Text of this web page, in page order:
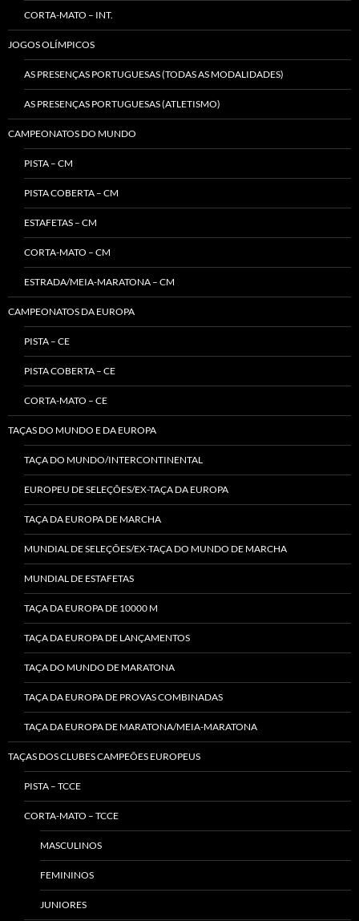
CORTA-MATO – INT.
JOGOS OLÍMPICOS
AS PRESENÇAS PORTUGUESAS (TODAS AS MODALIDADES)
AS PRESENÇAS PORTUGUESAS (ATLETISMO)
CAMPEONATOS DO MUNDO
PISTA – CM
PISTA COBERTA – CM
ESTAFETAS – CM
CORTA-MATO – CM
ESTRADA/MEIA-MARATONA – CM
CAMPEONATOS DA EUROPA
PISTA – CE
PISTA COBERTA – CE
CORTA-MATO – CE
TAÇAS DO MUNDO E DA EUROPA
TAÇA DO MUNDO/INTERCONTINENTAL
EUROPEU DE SELEÇÕES/EX-TAÇA DA EUROPA
TAÇA DA EUROPA DE MARCHA
MUNDIAL DE SELEÇÕES/EX-TAÇA DO MUNDO DE MARCHA
MUNDIAL DE ESTAFETAS
TAÇA DA EUROPA DE 10000 M
TAÇA DA EUROPA DE LANÇAMENTOS
TAÇA DO MUNDO DE MARATONA
TAÇA DA EUROPA DE PROVAS COMBINADAS
TAÇA DA EUROPA DE MARATONA/MEIA-MARATONA
TAÇAS DOS CLUBES CAMPEÕES EUROPEUS
PISTA – TCCE
CORTA-MATO – TCCE
MASCULINOS
FEMININOS
JUNIORES